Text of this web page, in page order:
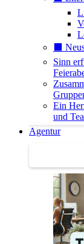
⬛️
Sinn
Ein
und
Agentur